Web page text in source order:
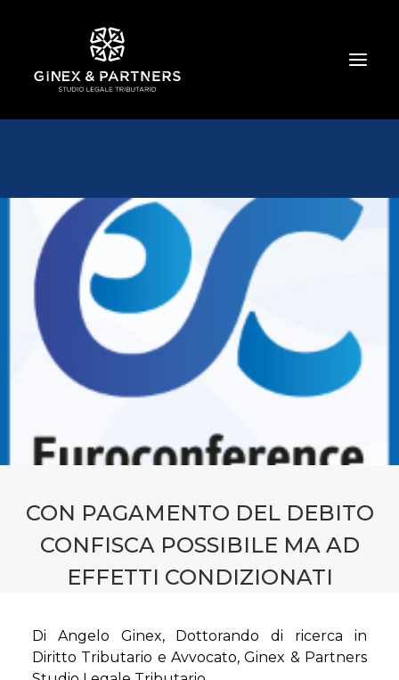
CHI SIAMO
TRIBUTARIO E PENALE TRIBUTARIO
GESTIONE E PROTEZIONE DEL PATRIMONIO
SOCIETARIO E CONTRATTUALISTICA
COMMERCIO INTERNAZIONALE
BANCARIO E FINANZIARIO
NEWS ED EVENTI
CON PAGAMENTO DEL DEBITO
CONFISCA POSSIBILE MA AD
EFFETTI CONDIZIONATI
Di Angelo Ginex, Dottorando di ricerca in
Diritto Tributario e Avvocato, Ginex & Partners